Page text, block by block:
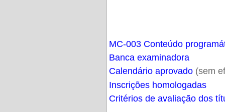
MC-003 Conteúdo
Banca examinadora
Calendário aprovado(sem
Inscrições homologadas
Critérios de avaliação dos